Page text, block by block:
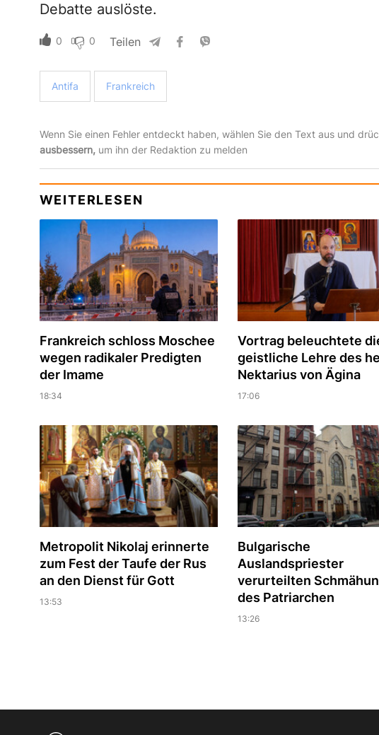
Debatte auslöste.
0 0 Teilen
Antifa Frankreich
Wenn Sie einen Fehler entdeckt haben, wählen Sie den Text aus und
ausbessern,um ihn der Redaktion zu melden
WEITERLESEN
Frankreich schloss Moschee
wegen radikaler Predigten
der Imame
18:34
Vortrag beleuchtete
geistliche Lehre des
Nektarius von Ägina
17:06
Metropolit Nikolaj erinnerte
zum Fest der Taufe der Rus
an den Dienst für Gott
13:53
Bulgarische
Auslandspriester
verurteilten
des Patriarchen
13:26